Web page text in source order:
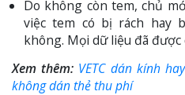
Do không còn tem, chủ
việc tem có bị rách hay
không. Mọi dữ liệu đã
Xem thêm: VETC dán kính
không dán thẻ thu phí